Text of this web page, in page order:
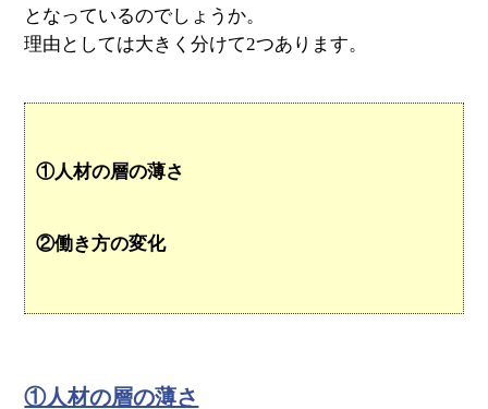
となっているのでしょうか。
理由としては大きく分けて2つあります。
①人材の層の薄さ
②働き方の変化
①人材の層の薄さ